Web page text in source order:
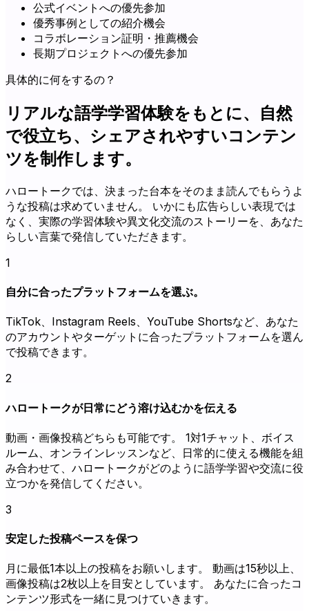
公式イベントへの優先参加
優秀事例としての紹介機会
コラボレーション証明・推薦機会
長期プロジェクトへの優先参加
具体的に何をするの？
リアルな語学学習体験をもとに、自然
で役立ち、シェアされやすいコンテン
ツを制作します。
ハロートークでは、決まった台本をそのまま読んでもらうよ
うな投稿は求めていません。 いかにも広告らしい表現では
なく、実際の学習体験や異文化交流のストーリーを、あなた
らしい言葉で発信していただきます。
1
自分に合ったプラットフォームを選ぶ。
TikTok、Instagram Reels、YouTube Shortsなど、あなた
のアカウントやターゲットに合ったプラットフォームを選ん
で投稿できます。
2
ハロートークが日常にどう溶け込むかを伝える
動画・画像投稿どちらも可能です。 1対1チャット、ボイス
ルーム、オンラインレッスンなど、日常的に使える機能を組
み合わせて、ハロートークがどのように語学学習や交流に役
立つかを発信してください。
3
安定した投稿ペースを保つ
月に最低1本以上の投稿をお願いします。 動画は15秒以上、
画像投稿は2枚以上を目安としています。 あなたに合ったコ
ンテンツ形式を一緒に見つけていきます。